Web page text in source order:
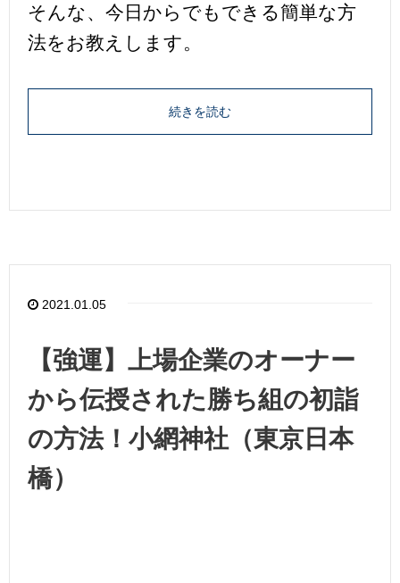
そんな、今日からでもできる簡単な方
法をお教えします。
続きを読む
2021.01.05
【強運】上場企業のオーナー
から伝授された勝ち組の初詣
の方法！小網神社（東京日本
橋）